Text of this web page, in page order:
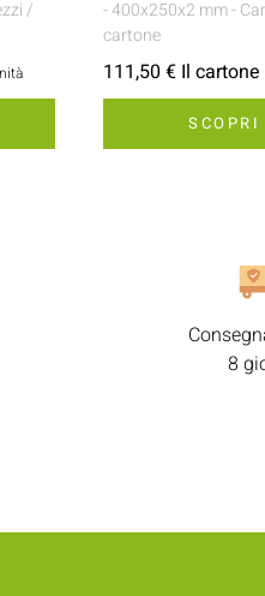
/
- 400x250x2 mm-
cartone
111,50 € Il cartone
8